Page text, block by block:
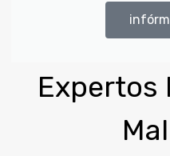
Expertos